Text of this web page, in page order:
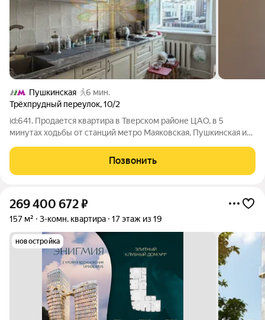
Пушкинская
6 мин.
Трёхпрудный переулок,10/2
id:641. Продается квартира в Тверском районе ЦАО, в 5
минутах ходьбы от станций метро Маяковская, Пушкинская и
предоставляется доступ к двум резидентным парковкам.
Квартира расположена на второй линии от
Позвонить
269 400 672₽
157 м² 3-комн. квартира 17 этаж из 19
новостройка